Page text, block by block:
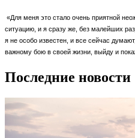
«Для меня это стало очень приятной
ситуацию, и я сразу же, без малейших
я не особо известен, и все сейчас
важному бою в своей жизни, выйду и
Последние новости